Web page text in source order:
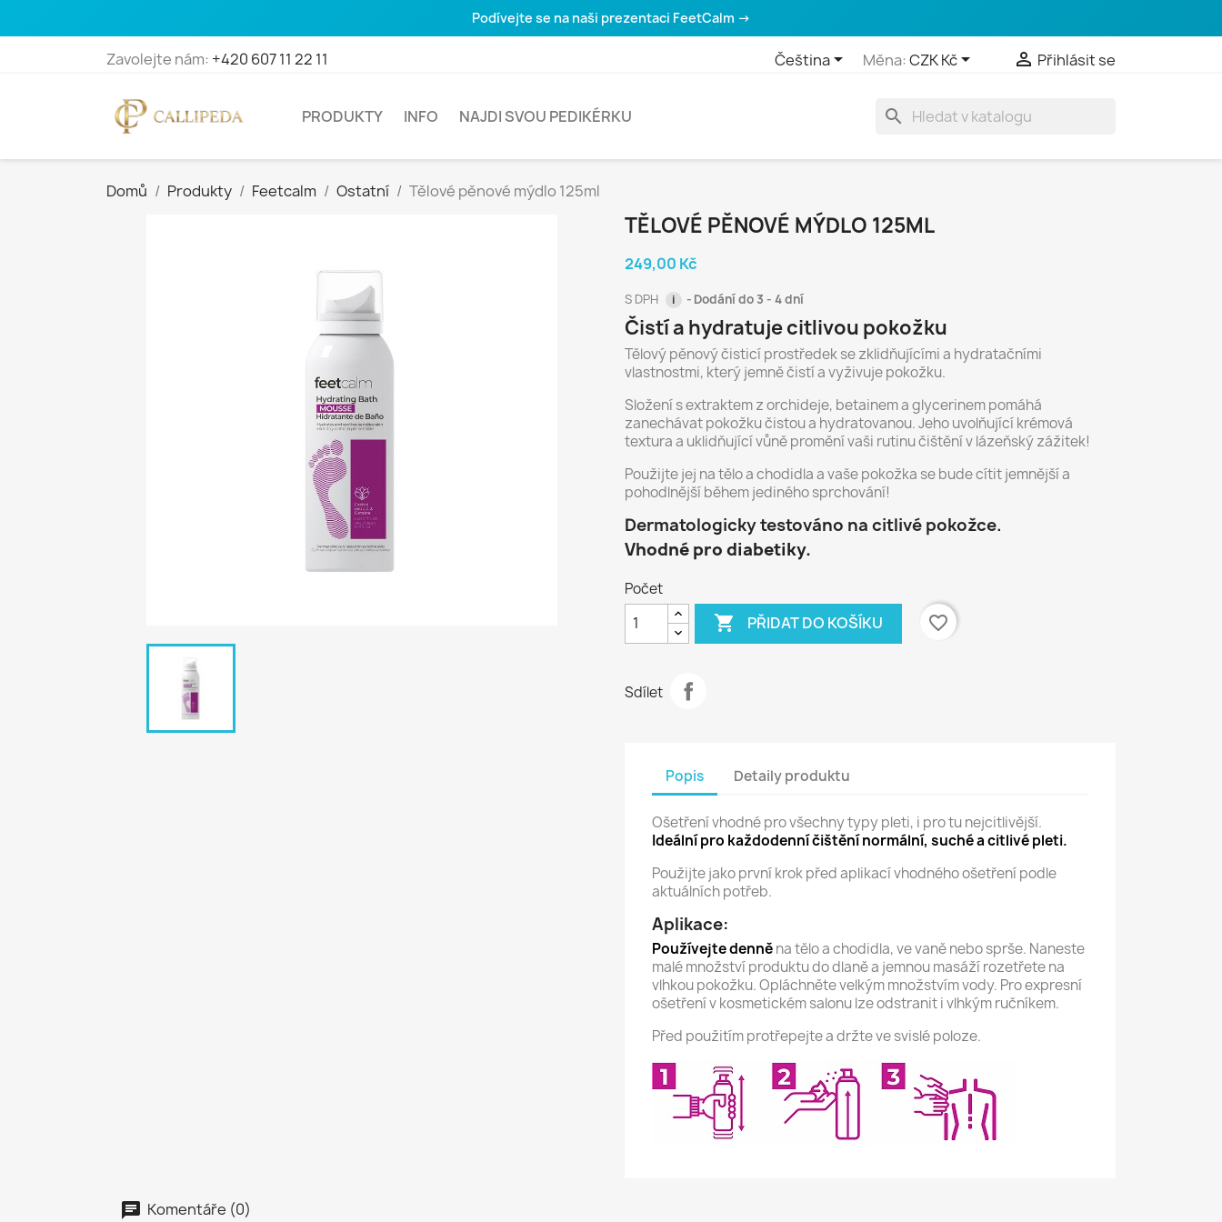
Podívejte se na naši prezentaci FeetCalm →
Zavolejte nám: +420 607 11 22 11 Čeština Měna:CZK Kč  Přihlásit se
PRODUKTY INFO NAJDI SVOU PEDIKÉRKU search
Domů Produkty Feetcalm Ostatní Tělové pěnové mýdlo 125ml
TĚLOVÉ PĚNOVÉ MÝDLO 125ML
249,00 Kč
S DPH i Dodání do 3 - 4 dní
Čistí a hydratuje citlivou pokožku
Tělový pěnový čisticí prostředek se zklidňujícími a hydratačními
vlastnostmi, který jemně čistí a vyživuje pokožku.
Složení s extraktem z orchideje, betainem a glycerinem pomáhá
zanechávat pokožku čistou a hydratovanou. Jeho uvolňující krémová
textura a uklidňující vůně promění vaši rutinu čištění v lázeňský zážitek!
Použijte jej na tělo a chodidla a vaše pokožka se bude cítit jemnější a
pohodlnější během jediného sprchování!
Dermatologicky testováno na citlivé pokožce.
Vhodné pro diabetiky.
Počet
 PŘIDAT DO KOŠÍKU favorite_border
Sdílet
Popis Detaily produktu
Ošetření vhodné pro všechny typy pleti, i pro tu nejcitlivější.
Ideální pro každodenní čištění normální, suché a citlivé pleti.
Použijte jako první krok před aplikací vhodného ošetření podle
aktuálních potřeb.
Aplikace:
Používejte denněna tělo a chodidla, ve vaně nebo sprše. Naneste
malé množství produktu do dlaně a jemnou masáží rozetřete na
vlhkou pokožku. Opláchněte velkým množstvím vody. Pro expresní
ošetření v kosmetickém salonu lze odstranit i vlhkým ručníkem.
Před použitím protřepejte a držte ve svislé poloze.
Komentáře (0)